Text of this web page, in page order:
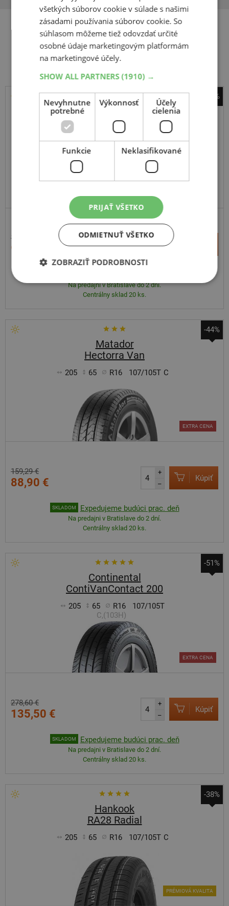
Súvisiace produkty
-42%
Barum
Vanis 3
205 65 R16 107/105T C
161,75 €
93,40 €
Na predajni v Bratislave do 2 dní.
Centrálny sklad 20 ks.
-44%
Matador
Hectorra Van
205 65 R16 107/105T C
EXTRA CENA
159,29 €
88,90 €
+
–
Kúpiť
SKLADOM Expedujeme budúci prac. deň
Na predajni v Bratislave do 2 dní.
Centrálny sklad 20 ks.
-51%
Continental
ContiVanContact 200
205 65 R16
107/105T
C,(103H)
EXTRA CENA
278,60 €
135,50 €
+
–
Kúpiť
SKLADOM Expedujeme budúci prac. deň
Na predajni v Bratislave do 2 dní.
Centrálny sklad 20 ks.
-38%
Hankook
RA28 Radial
205 65 R16 107/105T C
PRÉMIOVÁ KVALITA
všetkých súborov cookie v súlade s našimi
zásadami používania súborov cookie. So
súhlasom môžeme tiež odovzdať určité
osobné údaje marketingovým platformám
na marketingové účely.
SHOW ALL PARTNERS(1910) →
Nevyhnutne
potrebné
Výkonnosť
Účely
cielenia
Funkcie Neklasifikované
PRIJAŤ VŠETKO
ODMIETNUŤ VŠETKO
ZOBRAZIŤ PODROBNOSTI